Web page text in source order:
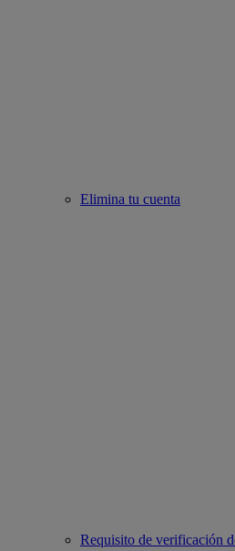
Elimina tu cuenta
Requisito de verificación